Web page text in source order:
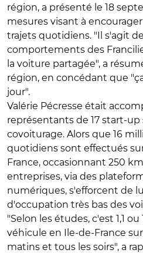
région, a présenté le 18
mesures visant à
trajets quotidiens. "Il s'agit
comportements des
la voiture partagée", a
région, en concédant que
jour".
Valérie Pécresse était
représentants de 17 start-up
covoiturage. Alors que 16
quotidiens sont effectués
France, occasionnant 250
entreprises, via des
numériques, s'efforcent de
d'occupation très bas des
"Selon les études, c'est 1,1
véhicule en Ile-de-France
matins et tous les soirs", a